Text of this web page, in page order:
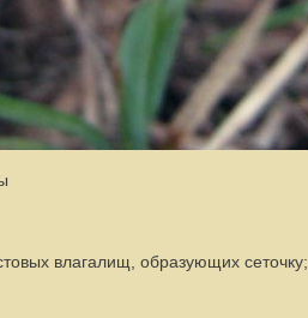
влагалищ, образующих сеточку;